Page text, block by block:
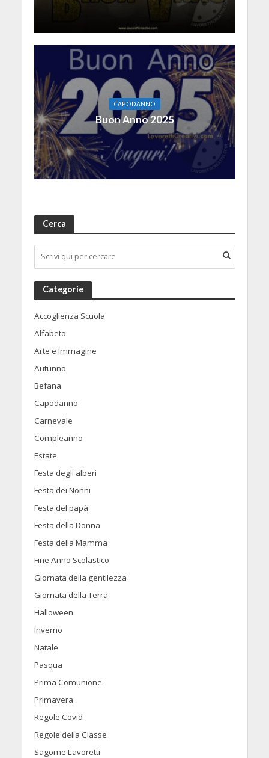
CAPODANNO
Buon Anno 2025
Cerca
Categorie
Accoglienza Scuola
Alfabeto
Arte e Immagine
Autunno
Befana
Capodanno
Carnevale
Compleanno
Estate
Festa degli alberi
Festa dei Nonni
Festa del papà
Festa della Donna
Festa della Mamma
Fine Anno Scolastico
Giornata della gentilezza
Giornata della Terra
Halloween
Inverno
Natale
Pasqua
Prima Comunione
Primavera
Regole Covid
Regole della Classe
Sagome Lavoretti